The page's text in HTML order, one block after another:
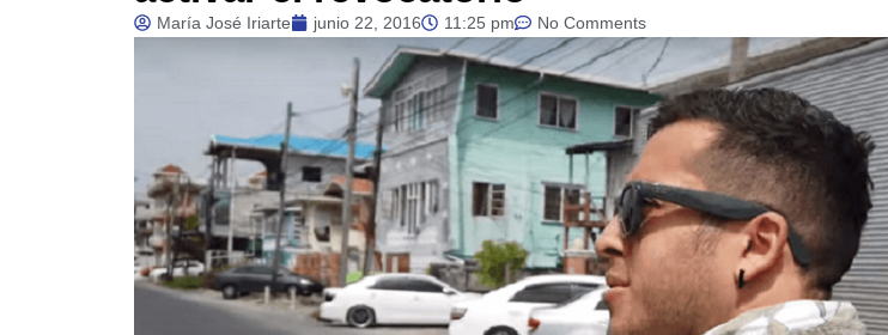
María José Iriarte junio 22, 2016 11:25 pm No Comments